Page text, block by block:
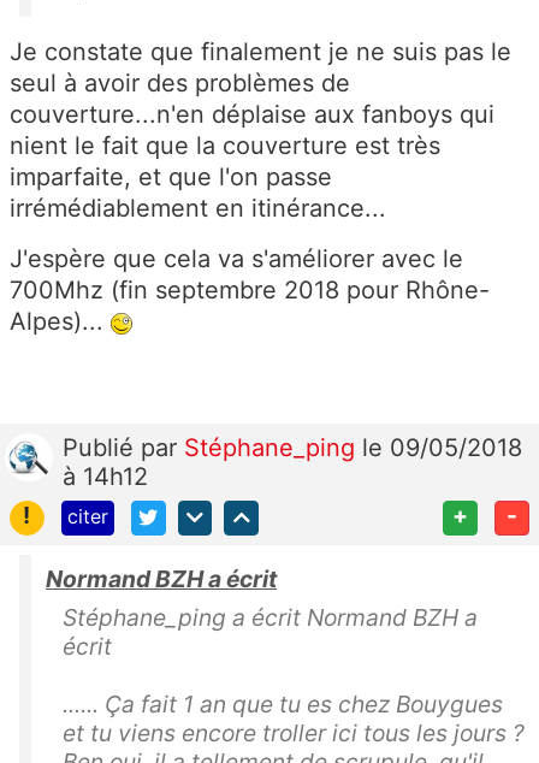
Je constate que finalement je ne suis pas le
seul à avoir des problèmes de
couverture...n'en déplaise aux fanboys qui
nient le fait que la couverture est très
imparfaite, et que l'on passe
irrémédiablement en itinérance...
J'espère que cela va s'améliorer avec le
700Mhz (fin septembre 2018 pour Rhône-
Alpes)...
Publié par Stéphane_ping le 09/05/2018
à 14h12
!
citer + -
Normand BZH a écrit
Stéphane_ping a écrit Normand BZH a
écrit
...... Ça fait 1 an que tu es chez Bouygues
et tu viens encore troller ici tous les jours ?